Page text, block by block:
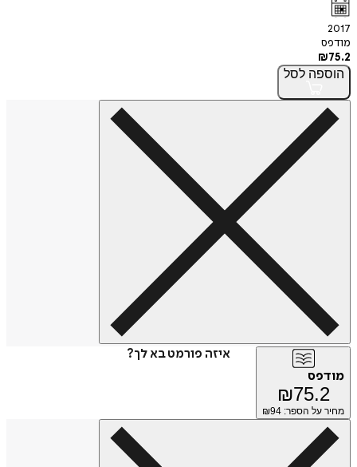
2017
מודפס
₪75.2
הוספה לסל
איזה פורמט בא לך?
מודפס
₪75.2
מחיר על הספר: ₪ 94